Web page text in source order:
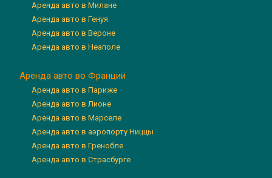
Аренда авто в Милане
Аренда авто в Генуя
Аренда авто в Вероне
Аренда авто в Неаполе
Аренда авто во Франции
Аренда авто в Париже
Аренда авто в Лионе
Аренда авто в Марселе
Аренда авто в аэропорту Ниццы
Аренда авто в Гренобле
Аренда авто в Страсбурге